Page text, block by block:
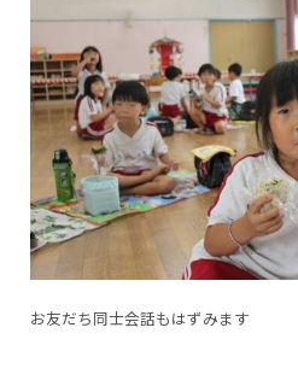
お友だち同士会話もはずみます